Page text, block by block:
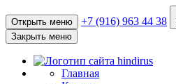
Открыть меню +7 (916) 963 44 38
Закрыть меню
Главная